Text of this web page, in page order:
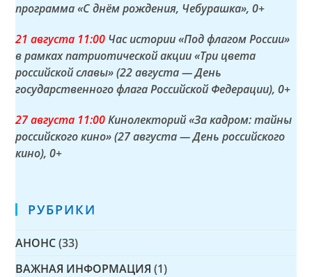
программа «С днём рождения, Чебурашка», 0+
21 августа 11:00 Час истории «Под флагом России»
в рамках патриотической акции «Три цвета
российской славы» (22 августа — День
государственного флага Российской Федерации), 0+
27 августа 11:00Кинолекторий «За кадром: тайны
российского кино» (27 августа — День российского
кино), 0+
РУБРИКИ
АНОНС (33)
ВАЖНАЯ ИНФОРМАЦИЯ (1)